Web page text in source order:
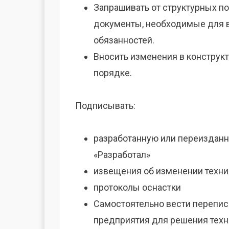
Запрашивать от структурных
документы, необходимые для
обязанностей.
Вносить изменения в
порядке.
Подписывать:
разработанную или
«Разработал»
извещения об изменении
протоколы оснастки
Самостоятельно вести
предприятия для решения